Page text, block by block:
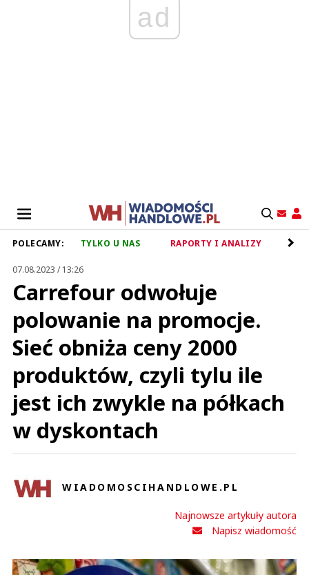
ad
POLECAMY: TYLKO U NAS RAPORTY I ANALIZY
07.08.2023 / 13:26
Carrefour odwołuje
polowanie na promocje.
Sieć obniża ceny 2000
produktów, czyli tylu ile
jest ich zwykle na półkach
w dyskontach
WIADOMOSCIHANDLOWE.PL
Najnowsze artykuły autora
Napisz wiadomość